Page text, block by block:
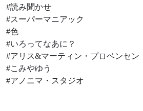
#読み聞かせ
#スーパーマニアック
#色
#いろってなあに？
#アリス&マーティン・プロベンセン
#こみやゆう
#アノニマ・スタジオ